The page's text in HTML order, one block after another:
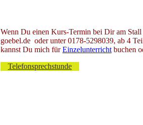
Wenn Du einen Kurs-Termin bei Dir am
goebel.de oder unter 0178-5298039, ab 4
kannst Du mich fürEinzelunterricht buchen
Telefonsprechstunde